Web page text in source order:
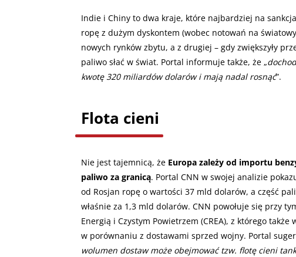
Indie i Chiny to dwa kraje, które najbardziej na
ropę z dużym dyskontem (wobec notowań na
nowych rynków zbytu, a z drugiej – gdy zwiększyły
paliwo słać w świat. Portal informuje także, że „
kwotę 320 miliardów dolarów i mają nadal rosnąć”.
Flota cieni
Nie jest tajemnicą, że Europa zależy od importu
paliwo za granicą. Portal CNN w swojej analizie
od Rosjan ropę o wartości 37 mld dolarów, a część
właśnie za 1,3 mld dolarów. CNN powołuje się przy
Energią i Czystym Powietrzem (CREA), z którego
w porównaniu z dostawami sprzed wojny. Portal
wolumen dostaw może obejmować tzw. flotę cieni